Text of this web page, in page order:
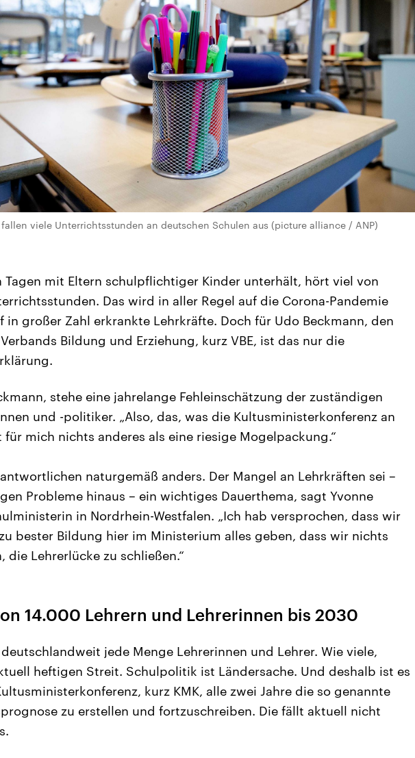
viele Unterrichtsstunden an deutschen Schulen aus (picture alliance / ANP)
Tagen mit Eltern schulpflichtiger Kinder unterhält, hört viel von
Das wird in aller Regel auf die Corona-Pandemie
in großer Zahl erkrankte Lehrkräfte. Doch für Udo Beckmann, den
Bildung und Erziehung, kurz VBE, ist das nur die
stehe eine jahrelange Fehleinschätzung der zuständigen
und -politiker. „Also, das, was die Kultusministerkonferenz an
mich nichts anderes als eine riesige Mogelpackung.“
naturgemäß anders. Der Mangel an Lehrkräften sei –
Probleme hinaus – ein wichtiges Dauerthema, sagt Yvonne
in Nordrhein-Westfalen. „Ich hab versprochen, dass wir
bester Bildung hier im Ministerium alles geben, dass wir nichts
die Lehrerlücke zu schließen.“
14.000 Lehrern und Lehrerinnen bis 2030
jede Menge Lehrerinnen und Lehrer. Wie viele,
heftigen Streit. Schulpolitik ist Ländersache. Und deshalb ist es
kurz KMK, alle zwei Jahre die so genannte
zu erstellen und fortzuschreiben. Die fällt aktuell nicht